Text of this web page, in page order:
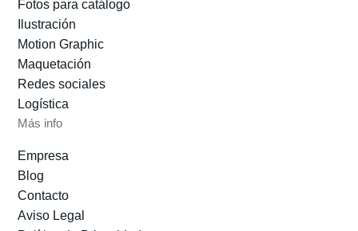
Fotos para catálogo
Ilustración
Motion Graphic
Maquetación
Redes sociales
Logística
Más info
Empresa
Blog
Contacto
Aviso Legal